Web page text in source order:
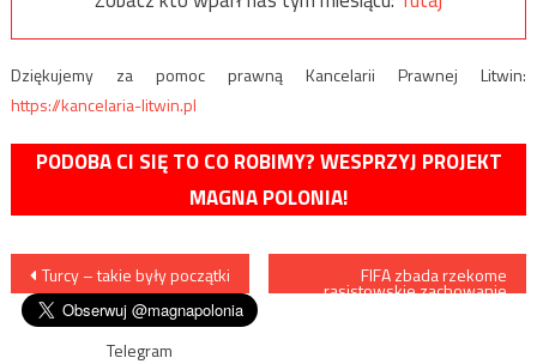
Dziękujemy za pomoc prawną Kancelarii Prawnej Litwin:
https://kancelaria-litwin.pl
PODOBA CI SIĘ TO CO ROBIMY? WESPRZYJ PROJEKT
MAGNA POLONIA!
Nawigacja
wpisu
Turcy – takie były początki FIFA zbada rzekome
rasistowskie zachowanie
Telegram